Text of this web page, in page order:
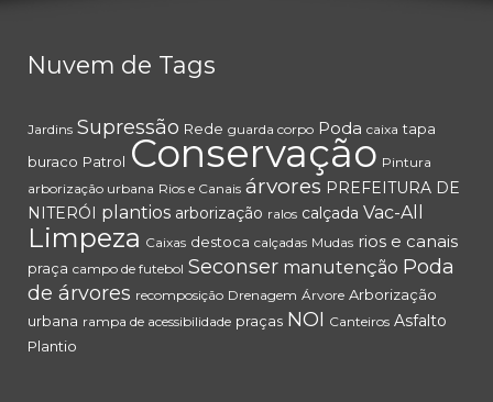
Nuvem de Tags
Jardins Supressão Rede guarda corpo Poda caixa tapa
buraco Patrol Conservação Pintura
arborização urbana Rios e Canais árvores PREFEITURA DE
NITERÓI
plantios arborização ralos calçada Vac-All
Limpeza Caixas destoca calçadas Mudas rios e canais
praça campo de futebol Seconser manutenção Poda
de árvores recomposição Drenagem Árvore Arborização
urbana rampa de acessibilidade praças NOI Canteiros Asfalto
Plantio